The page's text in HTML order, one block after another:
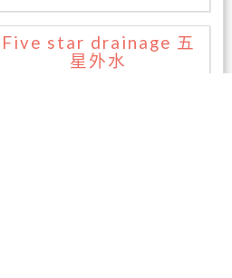
Five star drainage 五
星外水